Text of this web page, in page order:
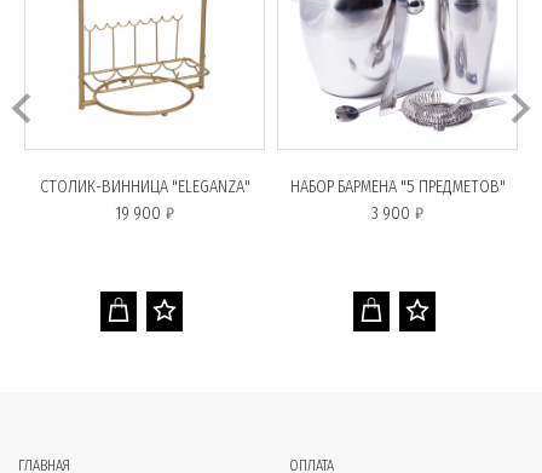
СТОЛИК-ВИННИЦА "ELEGANZA"
19 900 ₽
НАБОР БАРМЕНА "5 ПРЕДМЕТОВ"
3 900 ₽
ГЛАВНАЯ ОПЛАТА